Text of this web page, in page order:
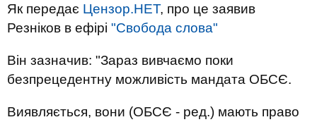
Як передає Цензор.НЕТ, про це заявив
Резніков в ефірі "Свобода слова"
Він зазначив: "Зараз вивчаємо поки
безпрецедентну можливість мандата ОБСЄ.
Виявляється, вони (ОБСЄ - ред.) мають право